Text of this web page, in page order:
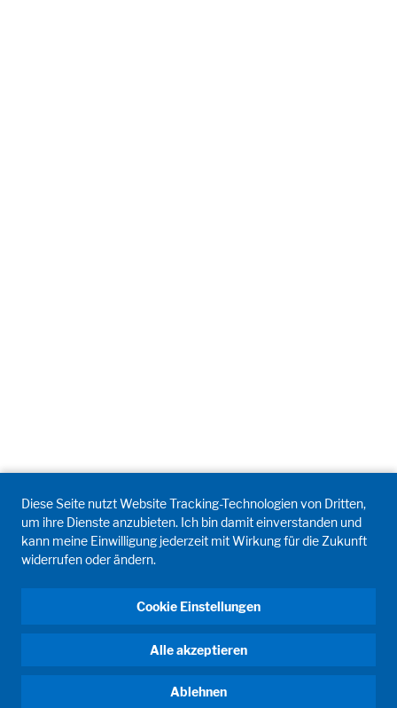
Diese Seite nutzt Website Tracking-Technologien von Dritten,
um ihre Dienste anzubieten. Ich bin damit einverstanden und
kann meine Einwilligung jederzeit mit Wirkung für die Zukunft
widerrufen oder ändern.
Cookie Einstellungen
Alle akzeptieren
Ablehnen